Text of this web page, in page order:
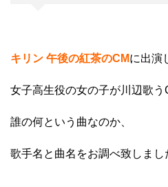
キリン 午後の紅茶のCMに出演
女子高生役の女の子が川辺歌う
誰の何という曲なのか、
歌手名と曲名 をお調べ致しまし